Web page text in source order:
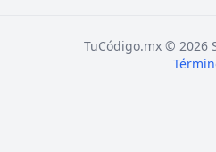
TuCódigo.mx © 2026